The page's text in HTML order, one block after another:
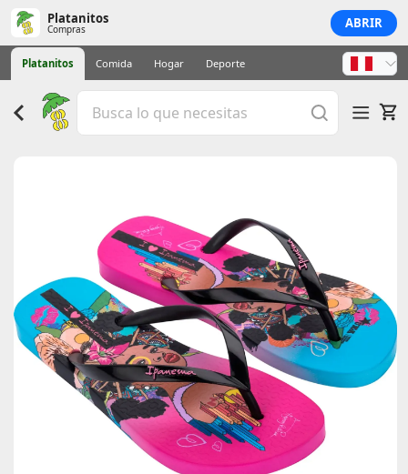
Platanitos
Compras ABRIR
Platanitos Comida Hogar Deporte